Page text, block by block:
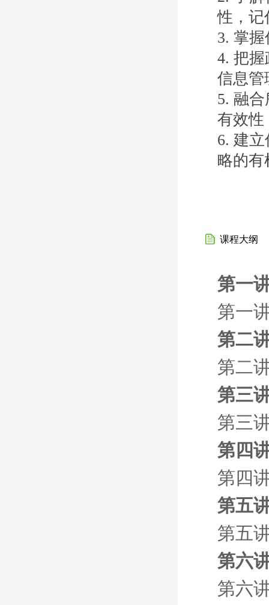
性，记
3. 掌
4. 把握
信息管
5. 融
有效性
6. 建
略的有
课程大纲
第一
第一
第二
第二
第三
第三
第四
第四
第五
第五
第六
第六